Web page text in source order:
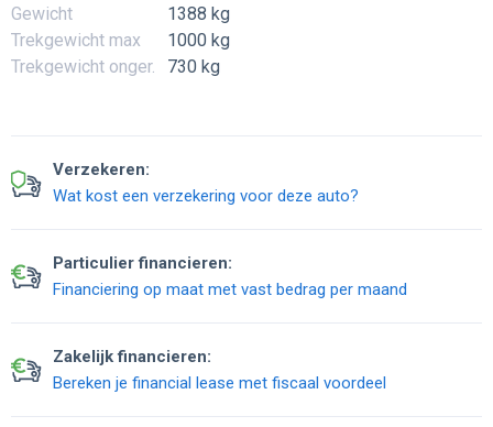
Gewicht
1388 kg
Trekgewicht max
1000 kg
Trekgewicht onger.
730 kg
Verzekeren:
Wat kost een verzekering voor deze auto?
Particulier financieren:
Financiering op maat met vast bedrag per maand
Zakelijk financieren:
Bereken je financial lease met fiscaal voordeel